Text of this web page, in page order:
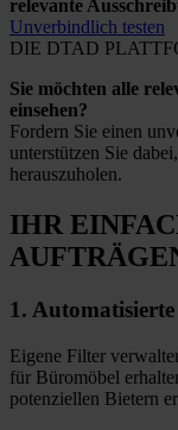
relevante
Unverbindlich testen
DIE DTAD
Sie möchten alle
einsehen?
Fordern Sie einen
unterstützen Sie
herauszuholen.
IHR
1. Automatisierte
Eigene Filter
für Büromöbel
potenziellen Bietern